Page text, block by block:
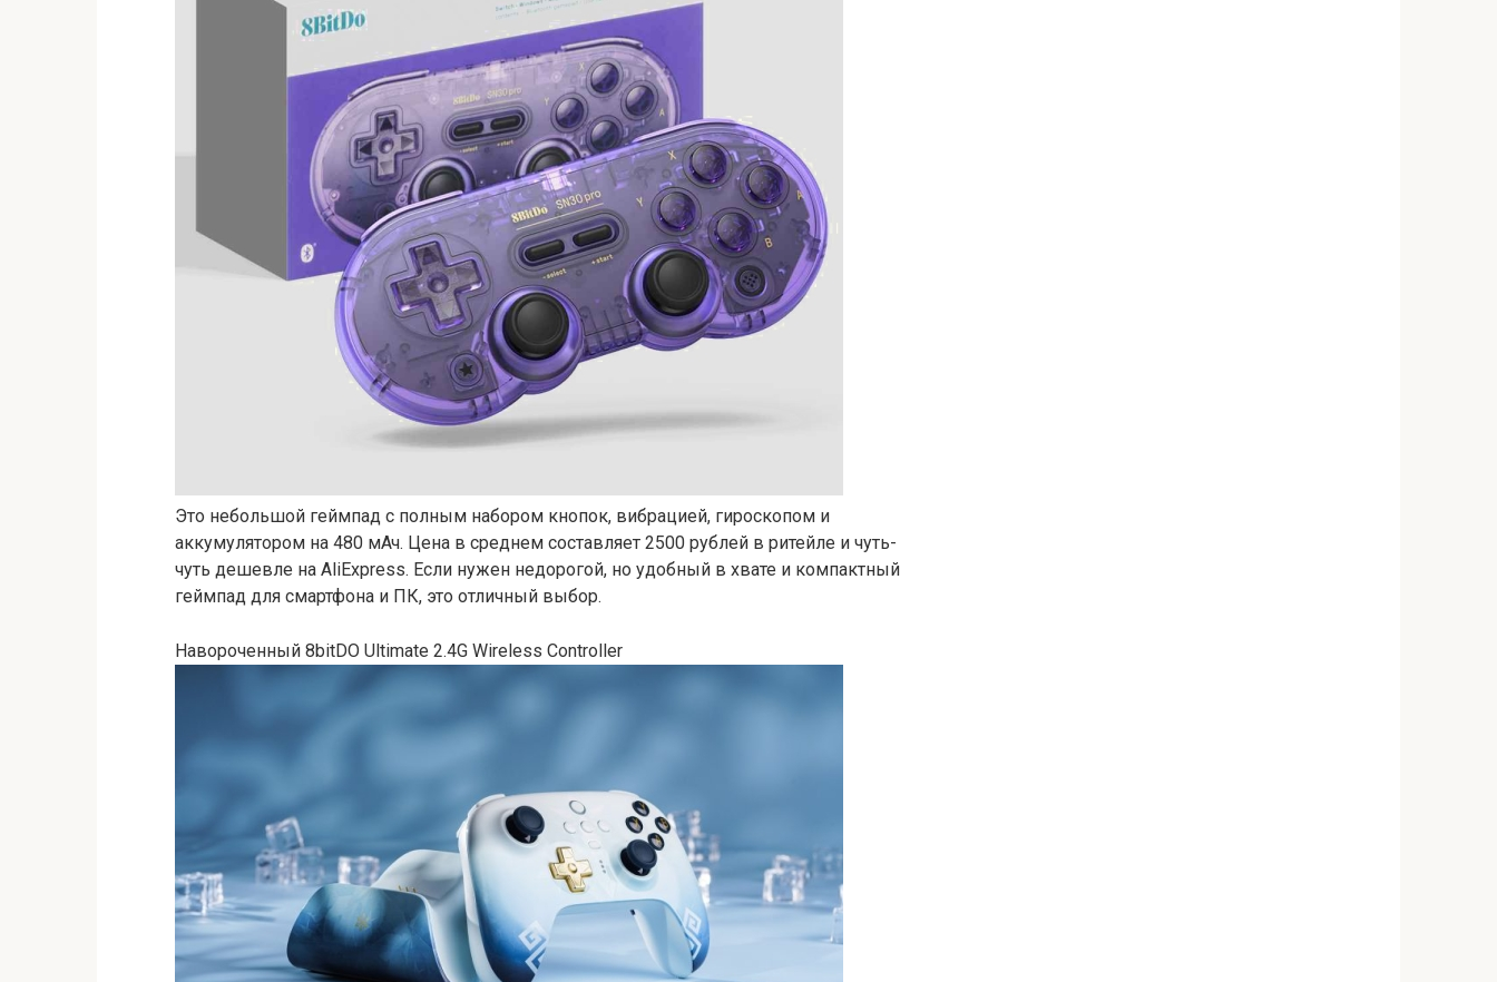
Это небольшой геймпад с полным набором кнопок, вибрацией, гироскопом и
аккумулятором на 480 мАч. Цена в среднем составляет 2500 рублей в ритейле и чуть-
чуть дешевле на AliExpress. Если нужен недорогой, но удобный в хвате и компактный
геймпад для смартфона и ПК, это отличный выбор.
Навороченный 8bitDO Ultimate 2.4G Wireless Controller